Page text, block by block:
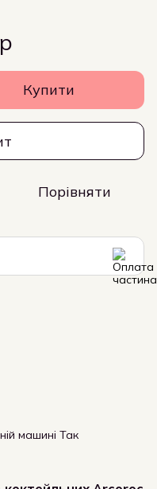
Купити
Порівняти
машині Так